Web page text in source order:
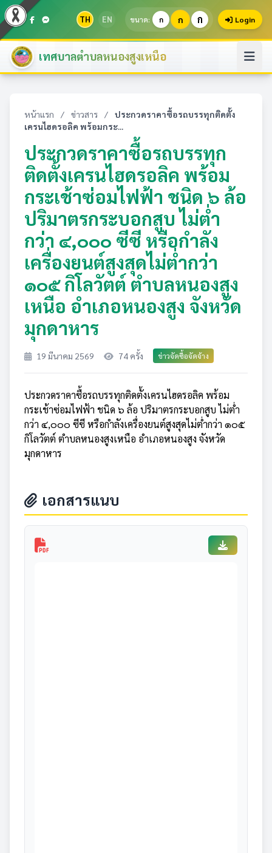
TH EN ขนาด: ก ก ก Login
เทศบาลตำบลหนองสูงเหนือ
หน้าแรก / ข่าวสาร /
ประกวดราคาซื้อรถบรรทุกติดตั้ง
เครนไฮดรอลิค พร้อมกระ...
ประกวดราคาซื้อรถบรรทุก
ติดตั้งเครนไฮดรอลิค พร้อม
กระเช้าซ่อมไฟฟ้า ชนิด ๖ ล้อ
ปริมาตรกระบอกสูบ ไม่ต่ำ
กว่า ๔,๐๐๐ ซีซี หรือกำลัง
เครื่องยนต์สูงสุดไม่ต่ำกว่า
๑๐๕ กิโลวัตต์ ตำบลหนองสูง
เหนือ อำเภอหนองสูง จังหวัด
มุกดาหาร
19 มีนาคม 2569 74 ครั้ง ข่าวจัดซื้อจัดจ้าง
ประกวดราคาซื้อรถบรรทุกติดตั้งเครนไฮดรอลิค พร้อม
กระเช้าซ่อมไฟฟ้า ชนิด ๖ ล้อ ปริมาตรกระบอกสูบ ไม่ต่ำ
กว่า ๔,๐๐๐ ซีซี หรือกำลังเครื่องยนต์สูงสุดไม่ต่ำกว่า ๑๐๕
กิโลวัตต์ ตำบลหนองสูงเหนือ อำเภอหนองสูง จังหวัด
มุกดาหาร
เอกสารแนบ